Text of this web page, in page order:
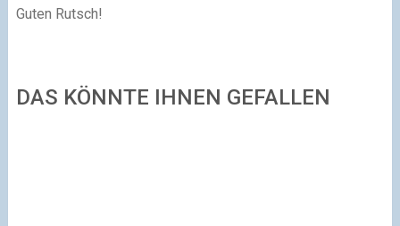
Guten Rutsch!
DAS KÖNNTE IHNEN GEFALLEN